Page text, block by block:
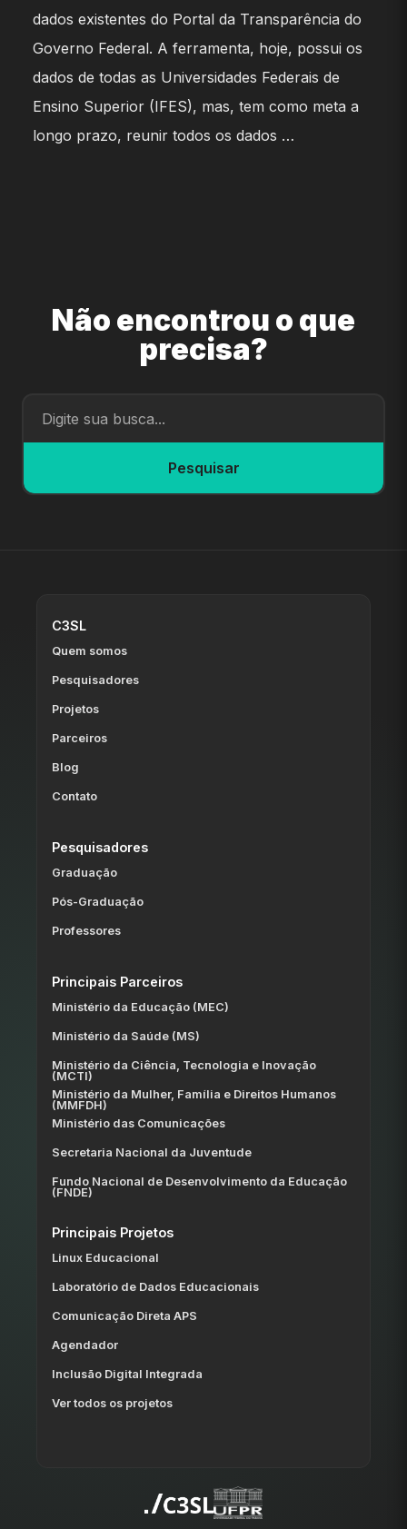
dados existentes do Portal da Transparência do
Governo Federal. A ferramenta, hoje, possui os
dados de todas as Universidades Federais de
Ensino Superior (IFES), mas, tem como meta a
longo prazo, reunir todos os dados …
Não encontrou o que
precisa?
Pesquisar
C3SL
Quem somos
Pesquisadores
Projetos
Parceiros
Blog
Contato
Pesquisadores
Graduação
Pós-Graduação
Professores
Principais Parceiros
Ministério da Educação (MEC)
Ministério da Saúde (MS)
Ministério da Ciência, Tecnologia e Inovação
(MCTI)
Ministério da Mulher, Família e Direitos Humanos
(MMFDH)
Ministério das Comunicações
Secretaria Nacional da Juventude
Fundo Nacional de Desenvolvimento da Educação
(FNDE)
Principais Projetos
Linux Educacional
Laboratório de Dados Educacionais
Comunicação Direta APS
Agendador
Inclusão Digital Integrada
Ver todos os projetos